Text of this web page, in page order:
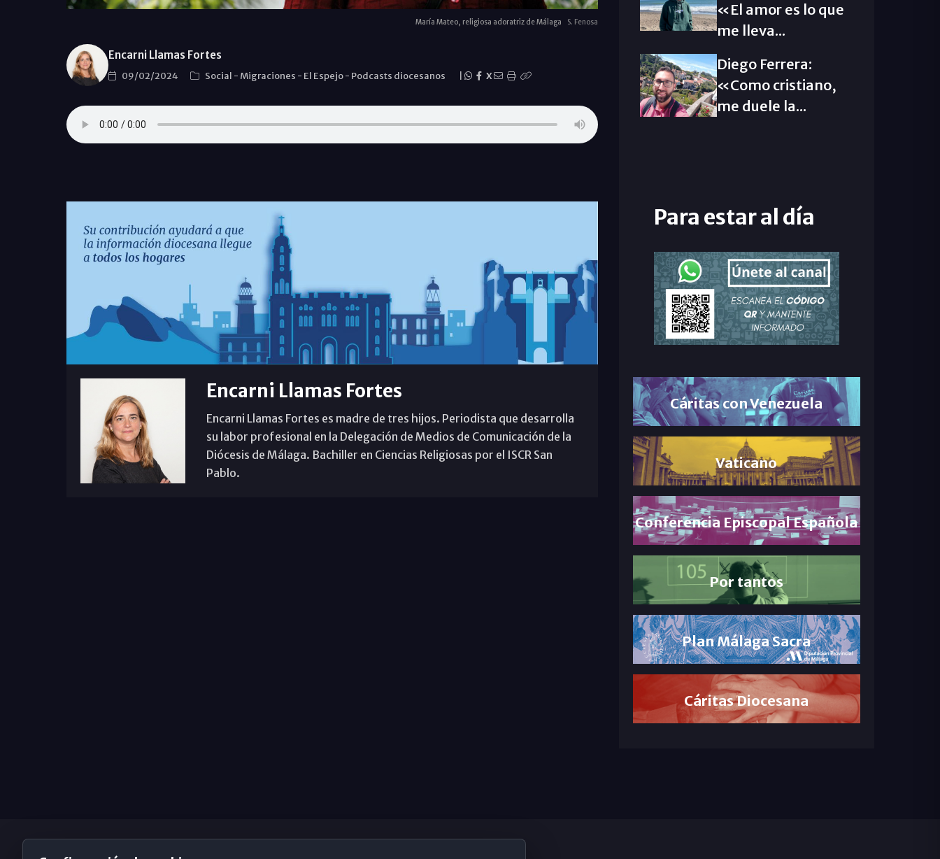
María Mateo, religiosa adoratriz de Málaga S. Fenosa
Encarni Llamas Fortes
09/02/2024 Social - Migraciones - El Espejo- Podcasts diocesanos X
Encarni Llamas Fortes
Encarni Llamas Fortes es madre de tres hijos. Periodista que desarrolla
su labor profesional en la Delegación de Medios de Comunicación de la
Diócesis de Málaga. Bachiller en Ciencias Religiosas por el ISCR San
Pablo.
«El amor es lo que
me lleva...
Diego Ferrera:
«Como cristiano,
me duele la...
Para estar al día
Cáritas con Venezuela
Vaticano
Conferencia Episcopal Española
Por tantos
Plan Málaga Sacra
Cáritas Diocesana